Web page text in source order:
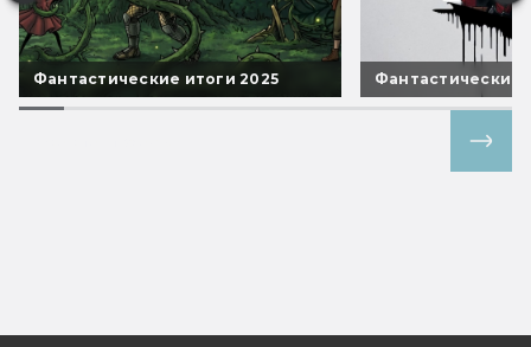
Фантастические итоги 2025 Фантастические